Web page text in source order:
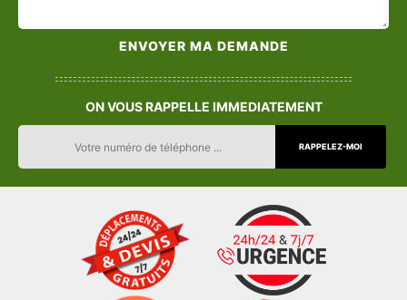
ON VOUS RAPPELLE IMMEDIATEMENT